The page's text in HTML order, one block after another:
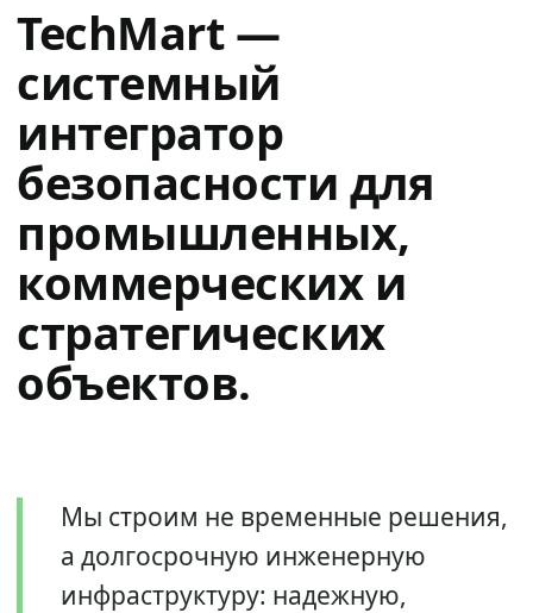
TechMart —
системный
интегратор
безопасности для
промышленных,
коммерческих и
стратегических
объектов.
Мы строим не временные решения,
а долгосрочную инженерную
инфраструктуру: надежную,